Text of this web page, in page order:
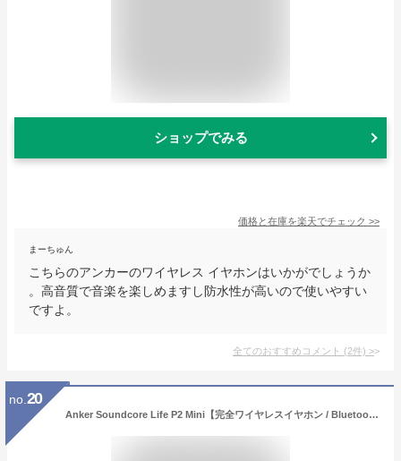
ショップでみる
価格と在庫を楽天でチェック >>
まーちゅん
こちらのアンカーのワイヤレス イヤホンはいかがでしょうか
。高音質で音楽を楽しめますし防水性が高いので使いやすい
ですよ。
全てのおすすめコメント (2件) >
no. 20
Anker Soundcore Life P2 Mini【完全ワイヤレスイヤホン / Bluetooth5.3対応 / IPX5防水規格 / 最大32時間音楽再生 / 専用アプリ対応】ブラック